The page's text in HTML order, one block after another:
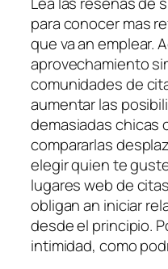
para conocer mas
que va an emplear.
aprovechamiento
comunidades de
aumentar las
demasiadas chicas
compararlas
elegir quien te
lugares web de
obligan an iniciar
desde el principio.
intimidad, como